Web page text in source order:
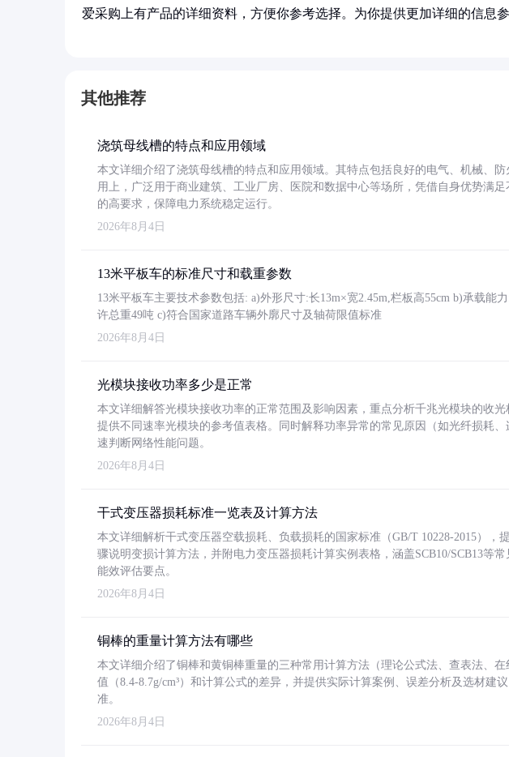
爱采购上有产品的详细资料，方便你参考选择。为你提供更加详细的信息
其他推荐
浇筑母线槽的特点和应用领域
本文详细介绍了浇筑母线槽的特点和应用领域。其特点包括良好的电气、机械、
用上，广泛用于商业建筑、工业厂房、医院和数据中心等场所，凭借自身优势满
的高要求，保障电力系统稳定运行。
2026年8月4日
13米平板车的标准尺寸和载重参数
13米平板车主要技术参数包括: a)外形尺寸:长13m×宽2.45m,栏板高55cm b)承载能
许总重49吨 c)符合国家道路车辆外廓尺寸及轴荷限值标准
2026年8月4日
光模块接收功率多少是正常
本文详细解答光模块接收功率的正常范围及影响因素，重点分析千兆光模块的收
提供不同速率光模块的参考值表格。同时解释功率异常的常见原因（如光纤损耗
速判断网络性能问题。
2026年8月4日
干式变压器损耗标准一览表及计算方法
本文详细解析干式变压器空载损耗、负载损耗的国家标准（GB/T 10228-2015），
骤说明变损计算方法，并附电力变压器损耗计算实例表格，涵盖SCB10/SCB13等
能效评估要点。
2026年8月4日
铜棒的重量计算方法有哪些
本文详细介绍了铜棒和黄铜棒重量的三种常用计算方法（理论公式法、查表法、
值（8.4-8.7g/cm³）和计算公式的差异，并提供实际计算案例、误差分析及选材建
准。
2026年8月4日